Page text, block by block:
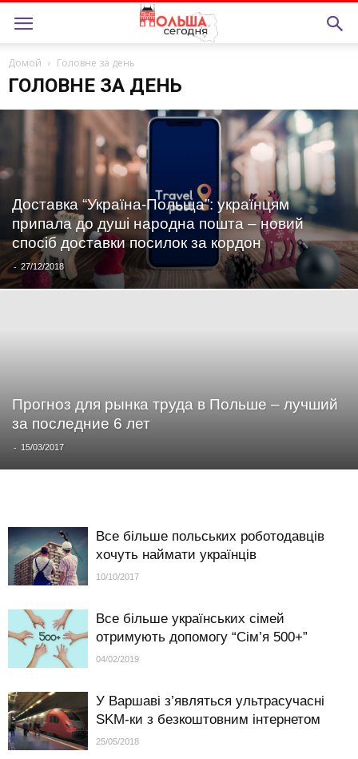
Домой Головне за день
ГОЛОВНЕ ЗА ДЕНЬ
Доставка “Україна-Польща”: українцям
припала до душі народна пошта – новий
спосіб доставки посилок за кордон
- 27/12/2018
Прогноз для рынка труда в Польше – лучший
за последние 6 лет
- 15/03/2017
Все більше польських роботодавців
хочуть наймати українців
10/10/2017
Все більше українських сімей
отримують допомогу “Сім’я 500+”
04/02/2019
У Варшаві з’являться ультрасучасні
SKM-ки з безкоштовним інтернетом
25/05/2018